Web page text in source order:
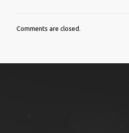
Comments are closed.